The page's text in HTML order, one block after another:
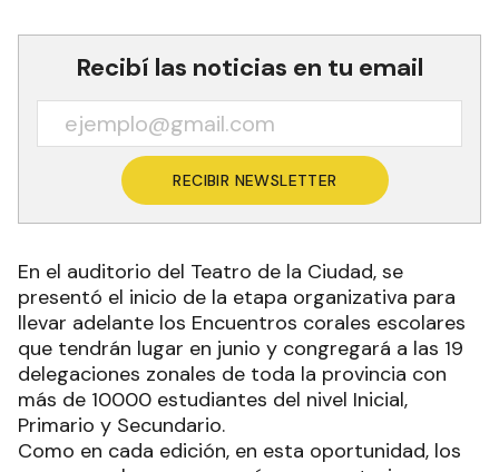
Recibí las noticias en tu email
RECIBIR NEWSLETTER
En el auditorio del Teatro de la Ciudad, se
presentó el inicio de la etapa organizativa para
llevar adelante los Encuentros corales escolares
que tendrán lugar en junio y congregará a las 19
delegaciones zonales de toda la provincia con
más de 10000 estudiantes del nivel Inicial,
Primario y Secundario.
Como en cada edición, en esta oportunidad, los